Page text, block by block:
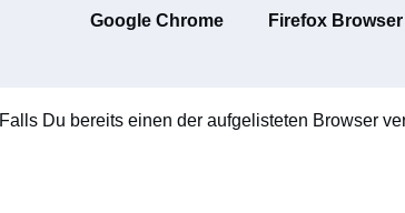
Google Chrome Firefox Browser
Falls Du bereits einen der aufgelisteten Browser